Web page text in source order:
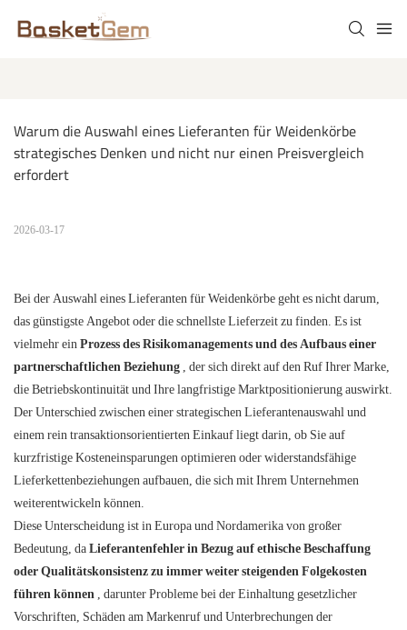
Warum die Auswahl eines Lieferanten für Weidenkörbe
strategisches Denken und nicht nur einen Preisvergleich
erfordert
2026-03-17
Bei der Auswahl eines Lieferanten für Weidenkörbe geht es nicht darum,
das günstigste Angebot oder die schnellste Lieferzeit zu finden. Es ist
vielmehr ein Prozess des Risikomanagements und des Aufbaus einer
partnerschaftlichen Beziehung , der sich direkt auf den Ruf Ihrer Marke,
die Betriebskontinuität und Ihre langfristige Marktpositionierung auswirkt.
Der Unterschied zwischen einer strategischen Lieferantenauswahl und
einem rein transaktionsorientierten Einkauf liegt darin, ob Sie auf
kurzfristige Kosteneinsparungen optimieren oder widerstandsfähige
Lieferkettenbeziehungen aufbauen, die sich mit Ihrem Unternehmen
weiterentwickeln können.
Diese Unterscheidung ist in Europa und Nordamerika von großer
Bedeutung, daLieferantenfehler in Bezug auf ethische Beschaffung
oder Qualitätskonsistenz zu immer weiter steigenden Folgekosten
führen können , darunter Probleme bei der Einhaltung gesetzlicher
Vorschriften, Schäden am Markenruf und Unterbrechungen der